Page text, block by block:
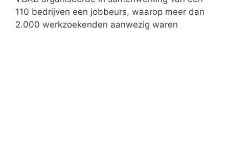
n
110 bedrijven een jobbeurs, waarop meer dan
2.000 werkzoekenden aanwezig waren